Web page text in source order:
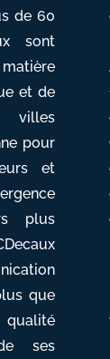
de 60
sont
et de
villes
pour
et
plus
que
ses